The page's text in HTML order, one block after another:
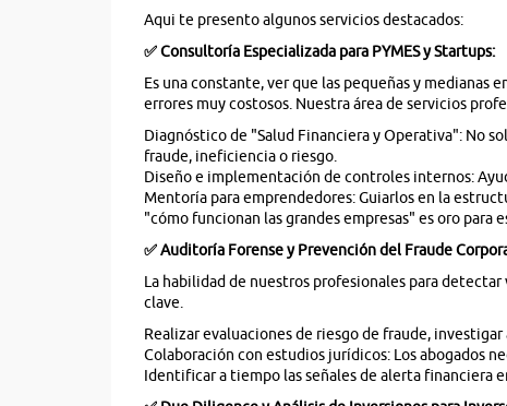
Aqui te presento algunos servicios destacados:
✅Consultoría Especializada para PYMES y Startups:
Es una constante, ver que las pequeñas y medianas
errores muy costosos. Nuestra área de servicios
Diagnóstico de "Salud Financiera y Operativa": No
fraude, ineficiencia o riesgo.
Diseño e implementación de controles internos:
Mentoría para emprendedores: Guiarlos en la
"cómo funcionan las grandes empresas" es oro para
✅Auditoría Forense y Prevención del Fraude
La habilidad de nuestros profesionales para
clave.
Realizar evaluaciones de riesgo de fraude,
Colaboración con estudios jurídicos: Los abogados
Identificar a tiempo las señales de alerta financiera